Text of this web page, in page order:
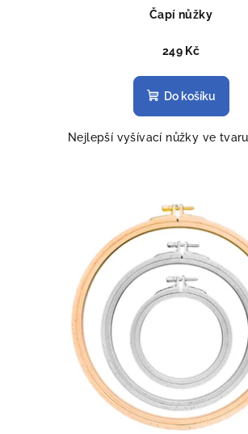
Čapí nůžky
249 Kč
Do košíku
Nejlepší vyšívací nůžky ve